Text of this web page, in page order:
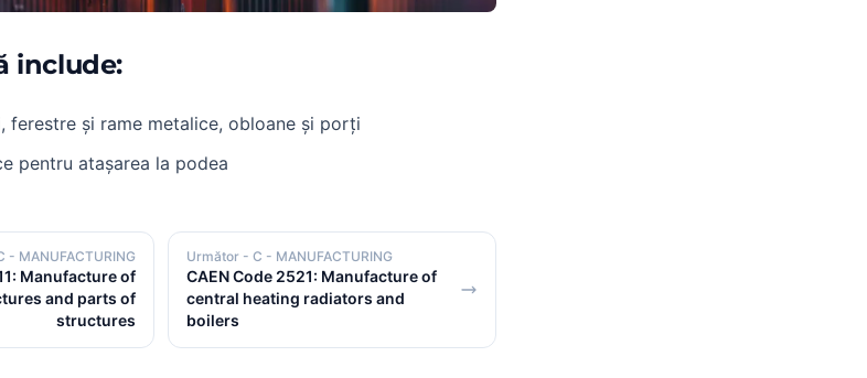
include:
ferestre și rame metalice, obloane și porți
pentru atașarea la podea
- MANUFACTURING
Manufacture of
and parts of
structures
Următor - C - MANUFACTURING
CAEN Code 2521: Manufacture of
central heating radiators and
boilers